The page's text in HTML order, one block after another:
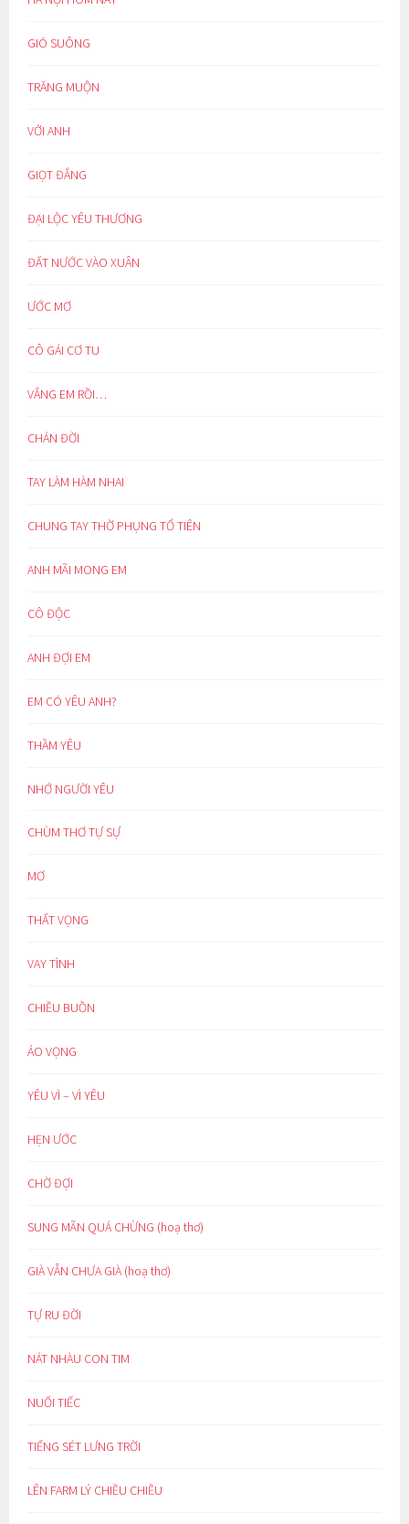
GIÓ SUÔNG
TRĂNG MUỘN
VỚI ANH
GIỌT ĐẮNG
ĐẠI LỘC YÊU THƯƠNG
ĐẤT NƯỚC VÀO XUÂN
ƯỚC MƠ
CÔ GÁI CƠ TU
VẮNG EM RỒI…
CHÁN ĐỜI
TAY LÀM HÀM NHAI
CHUNG TAY THỜ PHỤNG TỔ TIÊN
ANH MÃI MONG EM
CÔ ĐỘC
ANH ĐỢI EM
EM CÓ YÊU ANH?
THẦM YÊU
NHỚ NGƯỜI YÊU
CHÙM THƠ TỰ SỰ
MƠ
THẤT VỌNG
VAY TÌNH
CHIỀU BUỒN
ẢO VỌNG
YÊU VÌ – VÌ YÊU
HẸN ƯỚC
CHỜ ĐỢI
SUNG MÃN QUÁ CHỪNG (hoạ thơ)
GIÀ VẪN CHƯA GIÀ (hoạ thơ)
TỰ RU ĐỜI
NÁT NHÀU CON TIM
NUỐI TIẾC
TIẾNG SÉT LƯNG TRỜI
LÊN FARM LÝ CHIỀU CHIỀU